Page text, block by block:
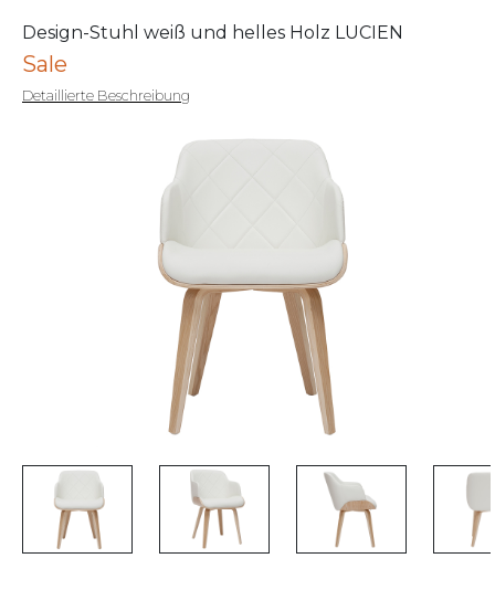
Design-Stuhl weiß und helles Holz LUCIEN
Sale
Detaillierte Beschreibung